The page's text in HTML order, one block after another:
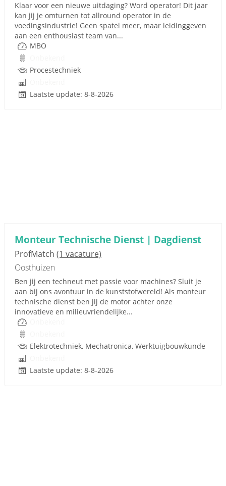
Klaar voor een nieuwe uitdaging? Word operator! Dit jaar
kan jij je omturnen tot allround operator in de
voedingsindustrie! Geen spatel meer, maar leidinggeven
aan een enthousiast team van...
MBO
Procestechniek
Laatste update: 8-8-2026
Monteur Technische Dienst | Dagdienst
ProfMatch (1 vacature)
Oosthuizen
Ben jij een techneut met passie voor machines? Sluit je
aan bij ons avontuur in de kunststofwereld! Als monteur
technische dienst ben jij de motor achter onze
innovatieve en milieuvriendelijke...
Elektrotechniek, Mechatronica, Werktuigbouwkunde
Laatste update: 8-8-2026